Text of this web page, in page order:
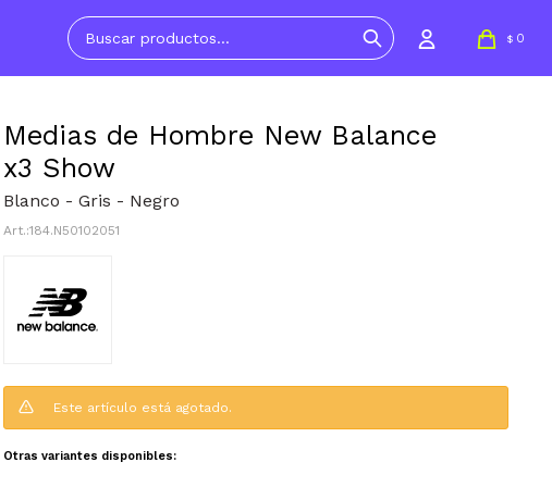
$ 0
Medias de Hombre New Balance
x3 Show
Blanco - Gris - Negro
184.N50102051
Este artículo está agotado.
Otras variantes disponibles: